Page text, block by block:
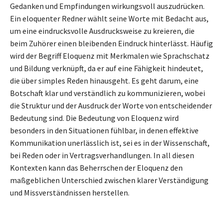
Gedanken und Empfindungen wirkungsvoll auszudrücken.
Ein eloquenter Redner wählt seine Worte mit Bedacht aus,
um eine eindrucksvolle Ausdrucksweise zu kreieren, die
beim Zuhörer einen bleibenden Eindruck hinterlässt. Häufig
wird der Begriff Eloquenz mit Merkmalen wie Sprachschatz
und Bildung verknüpft, da er auf eine Fähigkeit hindeutet,
die über simples Reden hinausgeht. Es geht darum, eine
Botschaft klar und verständlich zu kommunizieren, wobei
die Struktur und der Ausdruck der Worte von entscheidender
Bedeutung sind. Die Bedeutung von Eloquenz wird
besonders in den Situationen fühlbar, in denen effektive
Kommunikation unerlässlich ist, sei es in der Wissenschaft,
bei Reden oder in Vertragsverhandlungen. In all diesen
Kontexten kann das Beherrschen der Eloquenz den
maßgeblichen Unterschied zwischen klarer Verständigung
und Missverständnissen herstellen.